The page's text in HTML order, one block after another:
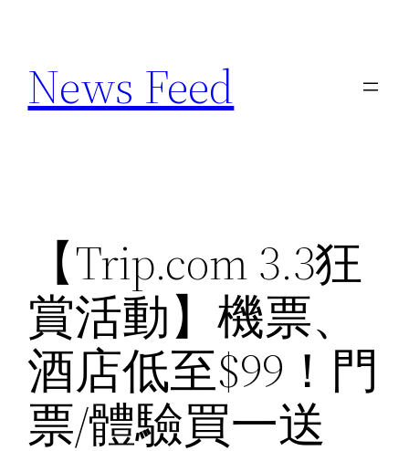
content
News Feed
【Trip.com 3.3狂
賞活動】機票、
酒店低至$99！門
票/體驗買一送